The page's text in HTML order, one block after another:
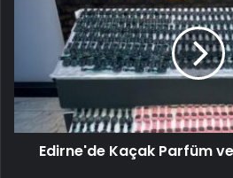
Edirne'de Kaçak Parfüm